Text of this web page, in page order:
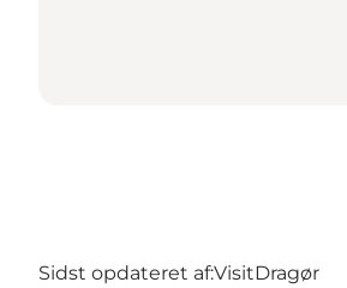
Sidst opdateret af:VisitDragør